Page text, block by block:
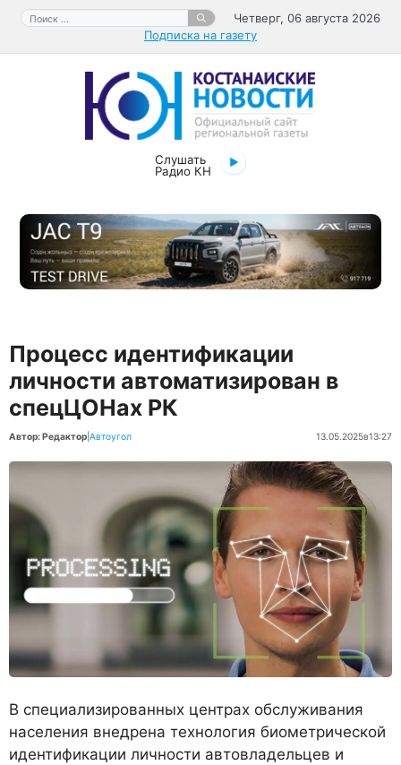
Перейти
содержимому
Поиск:
Четверг, 06 августа 2026
Подписка на газету
Слушать
Радио КН
Процесс идентификации
личности автоматизирован в
спецЦОНах РК
Автор: Редактор Автоугол 13.05.2025в13:27
В специализированных центрах обслуживания
населения внедрена технология биометрической
идентификации личности автовладельцев и